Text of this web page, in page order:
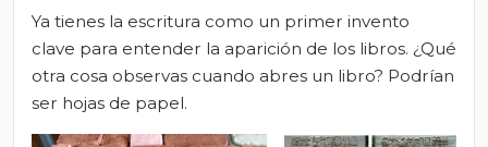
Ya tienes la escritura como un primer invento
clave para entender la aparición de los libros. ¿Qué
otra cosa observas cuando abres un libro? Podrían
ser hojas de papel.